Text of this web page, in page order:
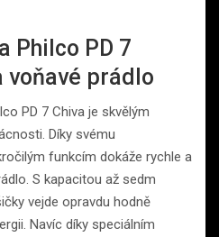
Philco PD 7
voňavé prádlo
PD 7 Chiva je skvělým
Díky svému
funkcím dokáže rychle a
S kapacitou až sedm
vejde opravdu hodně
Navíc díky speciálním